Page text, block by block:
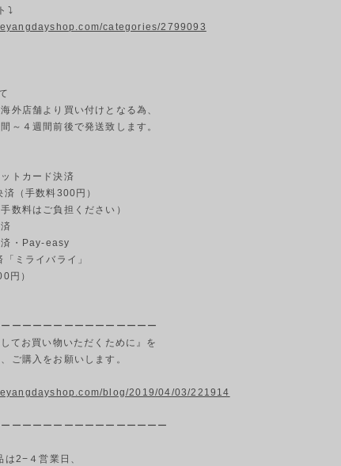
⤵
categories/2799093
外店舗より買い付けとなる為、
～４週間前後で発送致します。
トカード決済
（手数料300円）
数料はご負担ください）
・Pay-easy
ミライバライ」
）
ーーーーーーーーーーーーーー
てお買い物いただくために』を
ら、ご購入をお願いします。
blog/2019/04/03/221914
ーーーーーーーーーーーーーーー
は2−４営業日、